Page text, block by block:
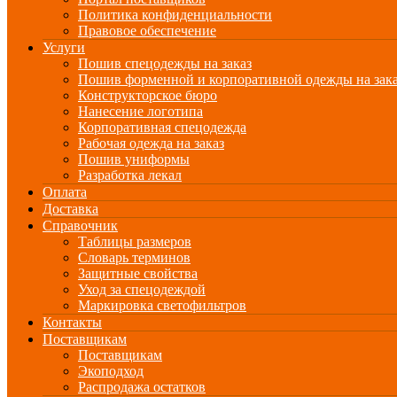
Политика конфиденциальности
Правовое обеспечение
Услуги
Пошив спецодежды на заказ
Пошив форменной и корпоративной одежды на
Конструкторское бюро
Нанесение логотипа
Корпоративная спецодежда
Рабочая одежда на заказ
Пошив униформы
Разработка лекал
Оплата
Доставка
Справочник
Таблицы размеров
Словарь терминов
Защитные свойства
Уход за спецодеждой
Маркировка светофильтров
Контакты
Поставщикам
Поставщикам
Экоподход
Распродажа остатков